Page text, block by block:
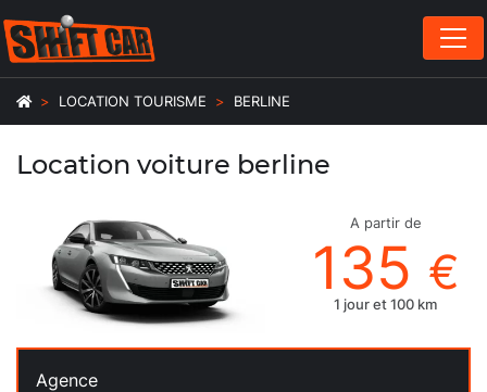
LOCATION TOURISME BERLINE
Location voiture berline
A partir de
135 €
1 jour et 100 km
Agence